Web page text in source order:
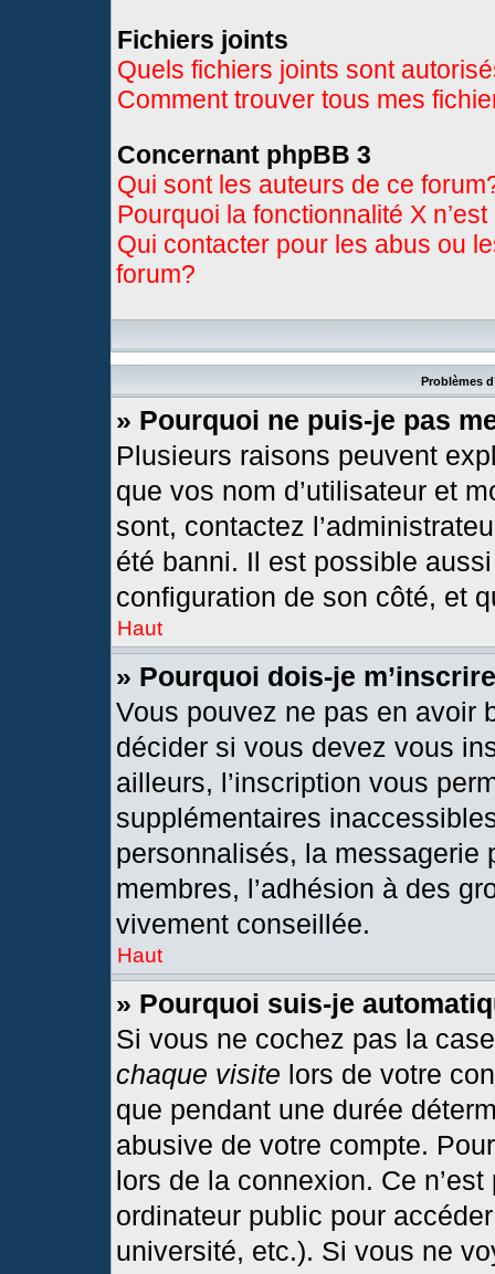
Fichiers joints
Quels fichiers joints sont
Comment trouver tous mes
Concernant phpBB 3
Qui sont les auteurs de ce
Pourquoi la fonctionnalité X
Qui contacter pour les abus ou
forum?
Problèmes
» Pourquoi ne puis-je pas
Plusieurs raisons peuvent
que vos nom d’utilisateur et
sont, contactez
été banni. Il est possible
configuration de son côté, et
Haut
» Pourquoi dois-je
Vous pouvez ne pas en avoir
décider si vous devez vous
ailleurs, l’inscription vous
supplémentaires
personnalisés, la messagerie
membres, l’adhésion à des
vivement conseillée.
Haut
» Pourquoi suis-je
Si vous ne cochez pas la
chaque visite lors de votre
que pendant une durée
abusive de votre compte.
lors de la connexion. Ce
ordinateur public pour
université, etc.). Si vous ne